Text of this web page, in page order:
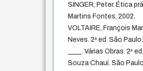
SINGER, Peter. Ética
Martins Fontes, 2002.
VOLTAIRE, François
Neves. 2ª ed. São
____. Várias Obras. 2ª
Souza Chauí. São